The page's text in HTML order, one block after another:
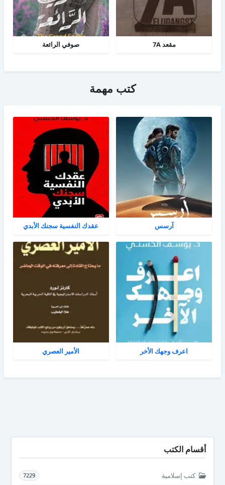
مقعد 7A صوفي الرائعة
كتب مهمة
آرسس عقدك النفسية سجنك الأبدي
اعرف وجهك الأخر الأمير العصري
أقسام الكتب
كتب إسلامية 7229